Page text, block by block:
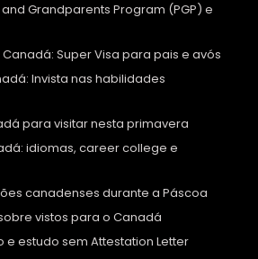
Grandparents Program (PGP) e
Super Visa para pais e avós
Invista nas habilidades
para visitar nesta primavera
idiomas, career college e
canadenses durante a Páscoa
vistos para o Canadá
e estudo sem Attestation Letter